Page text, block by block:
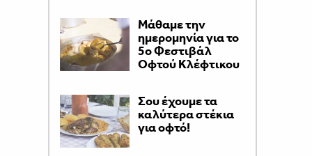
Μάθαμε την
ημερομηνία για το
5ο Φεστιβάλ
Οφτού Κλέφτικου
Σου έχουμε τα
καλύτερα στέκια
για οφτό!